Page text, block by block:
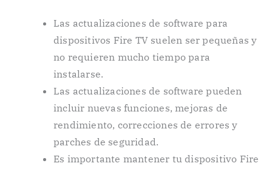
Las actualizaciones de software para
dispositivos Fire TV suelen ser pequeñas y
no requieren mucho tiempo para
instalarse.
Las actualizaciones de software pueden
incluir nuevas funciones, mejoras de
rendimiento, correcciones de errores y
parches de seguridad.
Es importante mantener tu dispositivo Fire